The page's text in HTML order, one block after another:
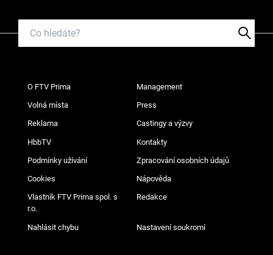
O FTV Prima Management
Volná místa Press
Reklama Castingy a výzvy
HbbTV Kontakty
Podmínky užívání Zpracování osobních údajů
Cookies Nápověda
Vlastník FTV Prima spol. s
r.o.
Redakce
Nahlásit chybu Nastavení soukromí